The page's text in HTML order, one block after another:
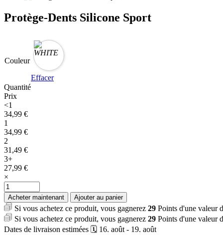
Protège-Dents Silicone Sport
Couleur
Effacer
Quantité
Prix
<1
34,99 €
1
34,99 €
2
31,49 €
3+
27,99 €
×
quantité
de
Protège-
Dents
Silicone
Sport
Acheter maintenant Ajouter au panier
Si vous achetez ce produit, vous gagnerez 29 Points d'une valeur
Si vous achetez ce produit, vous gagnerez 29 Points d'une valeur
Dates de livraison estimées 🗓️ 16. août - 19. août